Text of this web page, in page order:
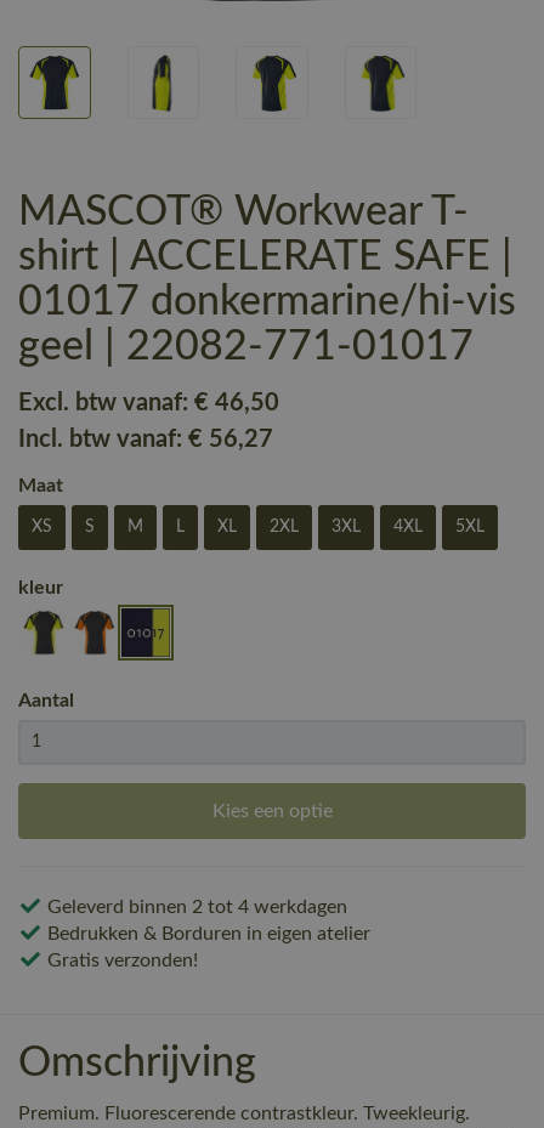
MASCOT® Workwear T-
shirt | ACCELERATE SAFE |
01017 donkermarine/hi-vis
geel | 22082-771-01017
Excl. btw vanaf: € 46,50
Incl. btw vanaf: € 56,27
Maat
XS S M L XL 2XL 3XL 4XL 5XL
kleur
Aantal
Kies een optie
Geleverd binnen 2 tot 4 werkdagen
Bedrukken & Borduren in eigen atelier
Gratis verzonden!
Omschrijving
Premium. Fluorescerende contrastkleur. Tweekleurig.